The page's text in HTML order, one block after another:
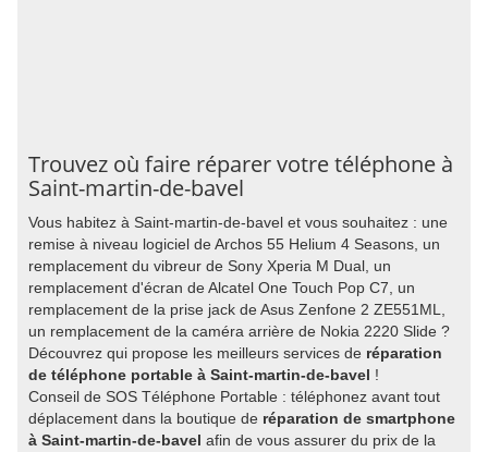
Trouvez où faire réparer votre téléphone à
Saint-martin-de-bavel
Vous habitez à Saint-martin-de-bavel et vous souhaitez : une
remise à niveau logiciel de Archos 55 Helium 4 Seasons, un
remplacement du vibreur de Sony Xperia M Dual, un
remplacement d'écran de Alcatel One Touch Pop C7, un
remplacement de la prise jack de Asus Zenfone 2 ZE551ML,
un remplacement de la caméra arrière de Nokia 2220 Slide ?
Découvrez qui propose les meilleurs services de réparation
de téléphone portable à Saint-martin-de-bavel !
Conseil de SOS Téléphone Portable : téléphonez avant tout
déplacement dans la boutique de réparation de smartphone
à Saint-martin-de-bavel afin de vous assurer du prix de la